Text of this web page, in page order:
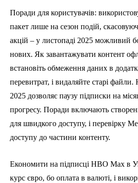
Поради для користувачів:
пакет лише на сезон подій,
акцій – у листопаді 2025 можливий
нових. Як завантажувати контент
встановіть обмеження даних в
перевитрат, і видаляйте старі
2025 дозволяє паузу підписки на
прогресу. Поради включають
для швидкого доступу, і перевірку
доступу до частини контенту.
Економити на підписці HBO Max в
курс євро, бо оплата в валюті, і